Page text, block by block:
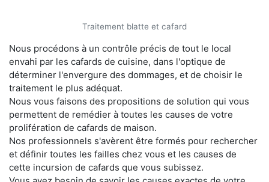
Traitement blatte et cafard
Nous procédons à un contrôle précis de tout le local
envahi par les cafards de cuisine, dans l'optique de
déterminer l'envergure des dommages, et de choisir le
traitement le plus adéquat.
Nous vous faisons des propositions de solution qui vous
permettent de remédier à toutes les causes de votre
prolifération de cafards de maison.
Nos professionnels s'avèrent être formés pour rechercher
et définir toutes les failles chez vous et les causes de
cette incursion de cafards que vous subissez.